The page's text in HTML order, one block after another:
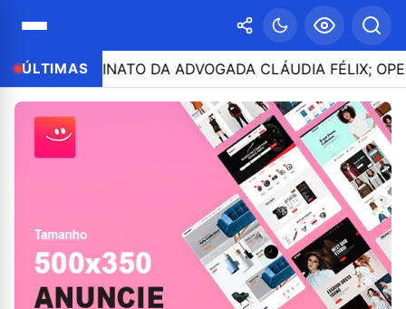
ÚLTIMAS DA ADVOGADA CLÁUDIA FÉLIX;